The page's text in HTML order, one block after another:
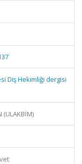
Diş Hekimliği dergisi
(ULAKBİM)